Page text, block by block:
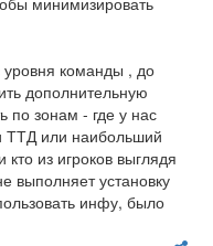
уровня команды , до
дополнительную
зонам - где у нас
ТТД или наибольший
из игроков выглядя
выполняет установку
инфу, было